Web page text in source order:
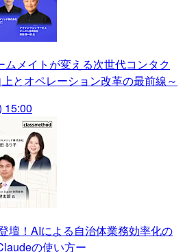
ムメイトが変える次世代コンタク
とオペレーション改革の最前線～
15:00
壇！AIによる自治体業務効率化の
の使い方ー